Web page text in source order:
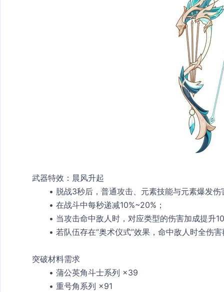
武器特效：晨风升起
脱战3秒后，普通攻击、元素技能与元素爆发
在战斗中每秒递减10%~20%；
当攻击命中敌人时，对应类型的伤害加成提升
若队伍存在“奥术仪式”效果，命中敌人时全伤
突破材料需求
蒲公英角斗士系列 ×39
重号角系列 ×91